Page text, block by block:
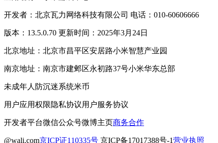
开发者：北京瓦力网络科技有限公司 电话：010-60606666
版本：13.5.0.70 更新时间：2025年3月24日
北京地址：北京市昌平区安居路小米智慧产业园
南京地址：南京市建邺区永初路37号小米华东总部
未成年人防沉迷系统米币
用户应用权限隐私协议用户服务协议
开发者平台微信公众号微博主页商务合作
@wali.com京ICP证110335号 京ICP备17017388号-1营业执照